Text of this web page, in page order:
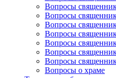
Вопросы
Вопросы
Вопросы
Вопросы
Вопросы
Вопросы
Вопросы
Вопросы о храме